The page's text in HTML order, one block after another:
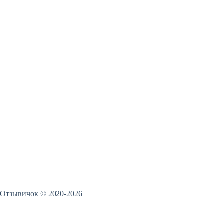
Отзывичок © 2020-2026